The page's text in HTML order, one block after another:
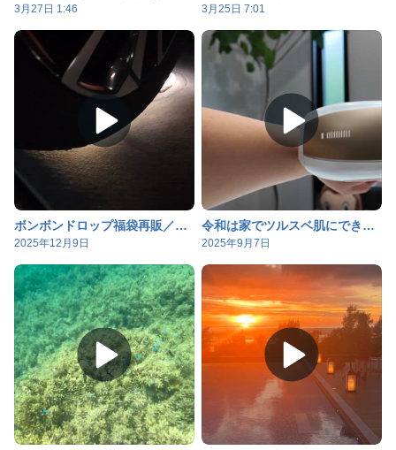
3月27日 1:46 3月25日 7:01
ボンボンドロップ福袋再販／一家に一本!!ソーラーライト
2025年12月9日
令和は家でツルスベ肌にできる時代
2025年9月7日